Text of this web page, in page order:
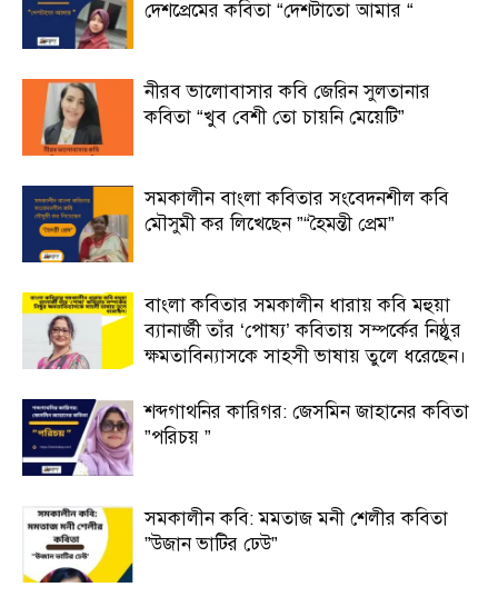
দেশপ্রেমের কবিতা “দেশটাতো আমার “
নীরব ভালোবাসার কবি জেরিন সুলতানার
কবিতা “খুব বেশী তো চায়নি মেয়েটি”
সমকালীন বাংলা কবিতার সংবেদনশীল কবি
মৌসুমী কর লিখেছেন ”“হৈমন্তী প্রেম”
বাংলা কবিতার সমকালীন ধারায় কবি মহুয়া
ব্যানার্জী তাঁর ‘পোষ্য’ কবিতায় সম্পর্কের নিষ্ঠুর
ক্ষমতাবিন্যাসকে সাহসী ভাষায় তুলে ধরেছেন।
শব্দগাথনির কারিগর: জেসমিন জাহানের কবিতা
”পরিচয় ”
সমকালীন কবি: মমতাজ মনী শেলীর কবিতা
”উজান ভাটির ঢেউ”